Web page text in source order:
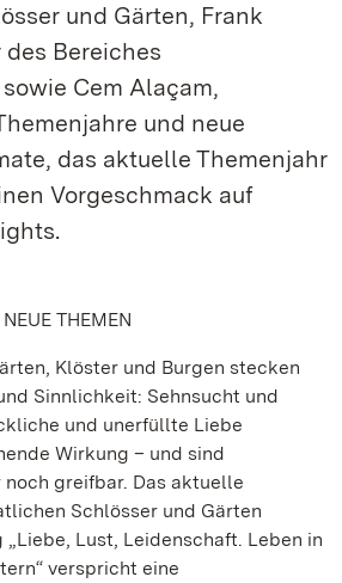
und Gärten, Frank
Bereiches
Cem Alaçam,
und neue
das aktuelle Themenjahr
Vorgeschmack auf
THEMEN
Klöster und Burgen stecken
Sinnlichkeit: Sehnsucht und
und unerfüllte Liebe
Wirkung – und sind
greifbar. Das aktuelle
Schlösser und Gärten
Lust, Leidenschaft. Leben in
verspricht eine